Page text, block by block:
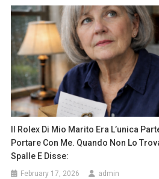
Il Rolex Di Mio Marito Era L’unica
Portare Con Me. Quando Non Lo
Spalle E Disse:
February 17, 2026 admin